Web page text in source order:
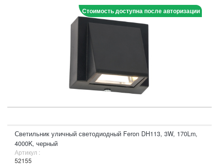
Стоимость доступна после авторизации
Светильник уличный светодиодный Feron DH113, 3W, 170Lm,
4000K, черный
Артикул :
52155